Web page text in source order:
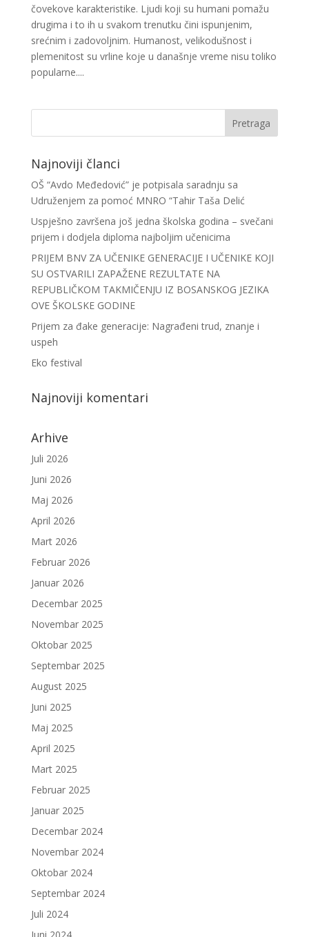
čovekove karakteristike. Ljudi koji su humani pomažu
drugima i to ih u svakom trenutku čini ispunjenim,
srećnim i zadovoljnim. Humanost, velikodušnost i
plemenitost su vrline koje u današnje vreme nisu toliko
popularne....
Najnoviji članci
OŠ “Avdo Međedović” je potpisala saradnju sa
Udruženjem za pomoć MNRO “Tahir Taša Delić
Uspješno završena još jedna školska godina – svečani
prijem i dodjela diploma najboljim učenicima
PRIJEM BNV ZA UČENIKE GENERACIJE I UČENIKE KOJI
SU OSTVARILI ZAPAŽENE REZULTATE NA
REPUBLIČKOM TAKMIČENJU IZ BOSANSKOG JEZIKA
OVE ŠKOLSKE GODINE
Prijem za đake generacije: Nagrađeni trud, znanje i
uspeh
Eko festival
Najnoviji komentari
Arhive
Juli 2026
Juni 2026
Maj 2026
April 2026
Mart 2026
Februar 2026
Januar 2026
Decembar 2025
Novembar 2025
Oktobar 2025
Septembar 2025
August 2025
Juni 2025
Maj 2025
April 2025
Mart 2025
Februar 2025
Januar 2025
Decembar 2024
Novembar 2024
Oktobar 2024
Septembar 2024
Juli 2024